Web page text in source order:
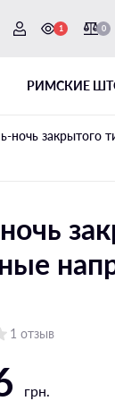
1 0
ДЕНЬ-НОЧЬ
створку
проем
РИМСКИЕ
ночь закрытого
1 отзыв
грн.